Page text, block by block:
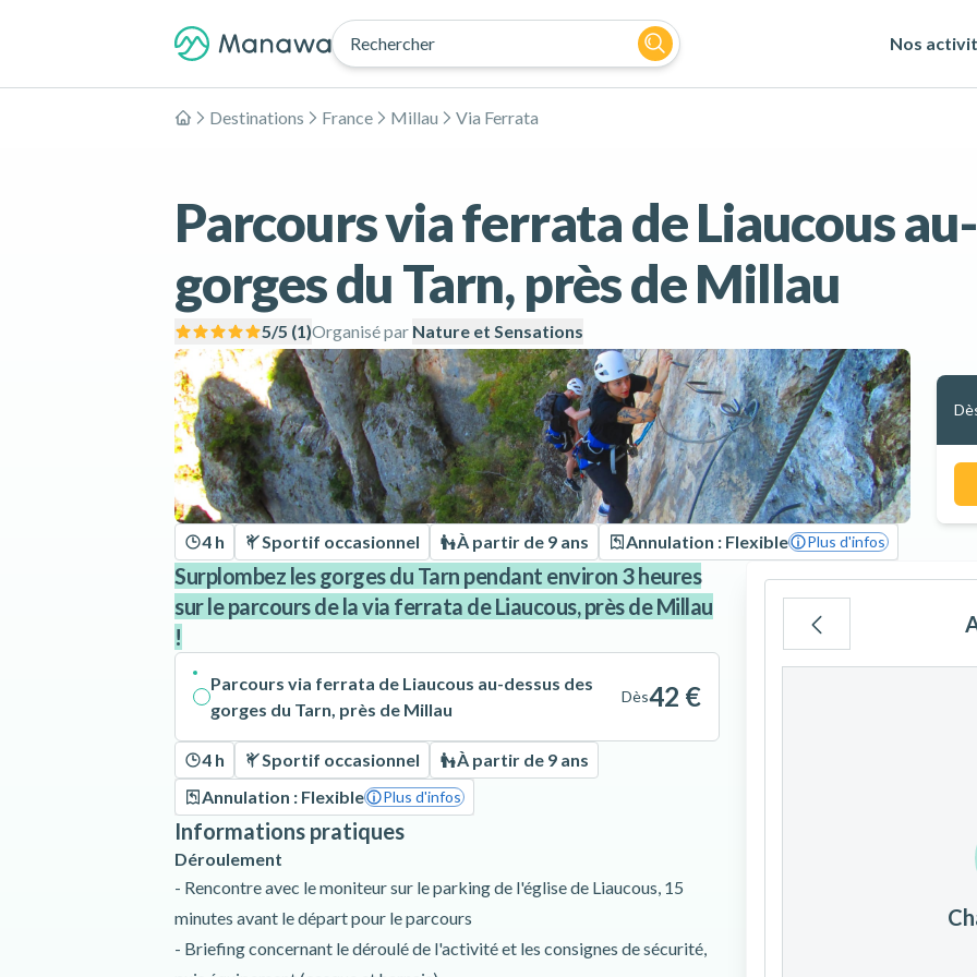
Rechercher Nos
Accueil
Destinations France Millau Via Ferrata
Parcours via ferrata de Liaucous
gorges du Tarn, près de Millau
Organisé par Nature et Sensations
5/5 (1)
4 h Sportif occasionnel À partir de 9 ans Annulation : Flexible Plus d'infos
Surplombez les gorges du Tarn pendant environ 3 heures
sur le parcours de la via ferrata de Liaucous, près de Millau
!
Parcours via ferrata de Liaucous au-dessus des
gorges du Tarn, près de Millau
Dès42 €
4 h Sportif occasionnel
À partir de 9 ans
Annulation : Flexible
Plus d'infos
Informations pratiques
Déroulement
- Rencontre avec le moniteur sur le parking de l'église de Liaucous, 15
minutes avant le départ pour le parcours
- Briefing concernant le déroulé de l'activité et les consignes de sécurité,
19